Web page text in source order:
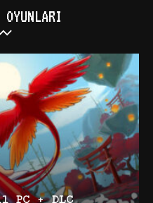
+ DLC